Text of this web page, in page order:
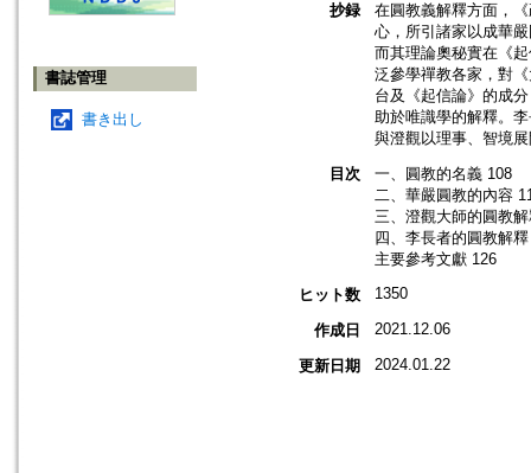
書誌管理
書き出し
抄録
在圓教義解釋方面，
心，所引諸家以成華
而其理論奧秘實在《
泛參學禪教各家，對
台及《起信論》的成
助於唯識學的解釋。
與澄觀以理事、智境
目次
一、圓教的名義 108
二、華嚴圓教的內容
三、澄觀大師的圓教
四、李長者的圓教解
主要參考文獻 126
ヒット数
1350
作成日 2021.12.06
更新日期 2024.01.22